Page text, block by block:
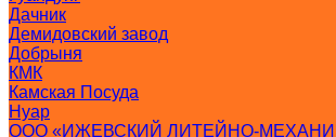
Дачник
Демидовский завод
Добрыня
КМК
Камская Посуда
Нуар
ООО «ИЖЕВСКИЙ ЛИТЕЙНО-